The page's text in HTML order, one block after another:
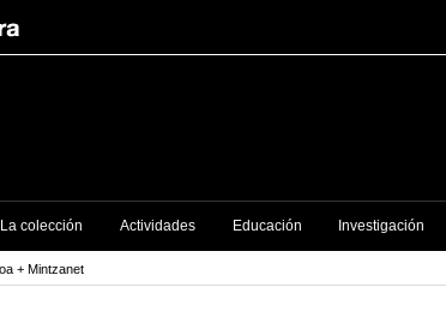
+ Mintzanet
La colección Actividades Educación Investigación